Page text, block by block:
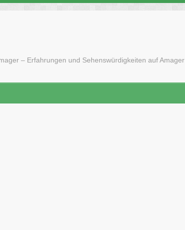
– Erfahrungen und Sehenswürdigkeiten auf Amager